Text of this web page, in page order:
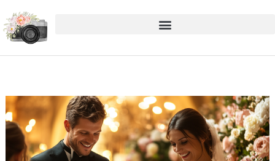
to
content